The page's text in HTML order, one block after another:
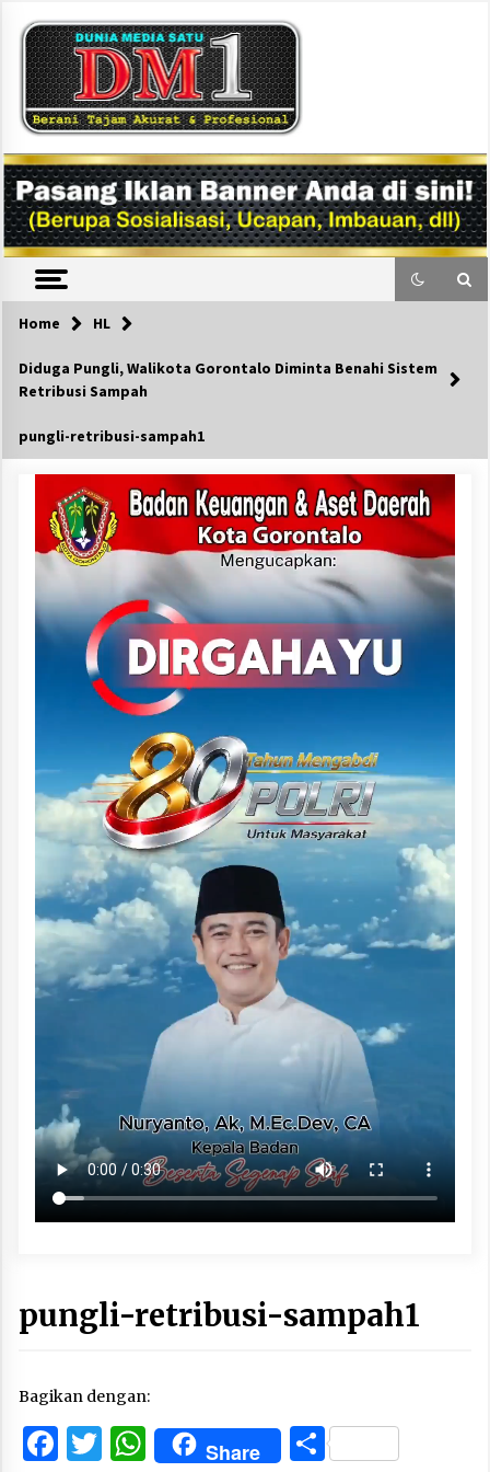
content
DM1
Home HL
Diduga Pungli, Walikota Gorontalo Diminta Benahi Sistem
Retribusi Sampah
pungli-retribusi-sampah1
pungli-retribusi-sampah1
Bagikan dengan:
Facebook
Twitter
WhatsApp
Share Share